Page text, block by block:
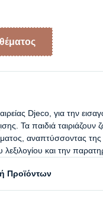
Djeco, για την
Τα παιδιά ταιριάζουν
αναπτύσσοντας της
και την
Προϊόντων